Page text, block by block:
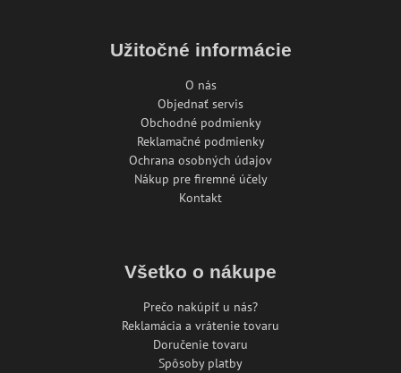
Užitočné informácie
O nás
Objednať servis
Obchodné podmienky
Reklamačné podmienky
Ochrana osobných údajov
Nákup pre firemné účely
Kontakt
Všetko o nákupe
Prečo nakúpiť u nás?
Reklamácia a vrátenie tovaru
Doručenie tovaru
Spôsoby platby